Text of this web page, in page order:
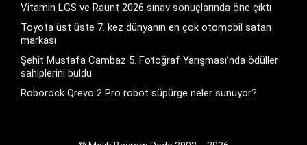
Vitamin LGS ve Raunt 2026 sınav sonuçlarında öne çıktı
Toyota üst üste 7. kez dünyanın en çok otomobil satan
markası
Şehit Mustafa Cambaz 5. Fotoğraf Yarışması’nda ödüller
sahiplerini buldu
Roborock Qrevo 2 Pro robot süpürge neler sunuyor?